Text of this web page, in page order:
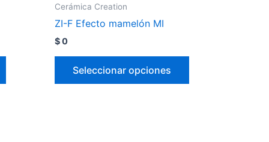
Cerámica Creation
ZI-F Efecto mamelón MI
$0
Seleccionar opciones